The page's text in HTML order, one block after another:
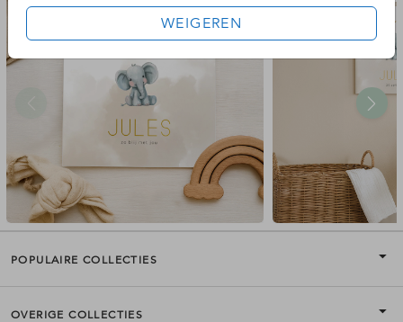
WEIGEREN
POPULAIRE COLLECTIES
OVERIGE COLLECTIES